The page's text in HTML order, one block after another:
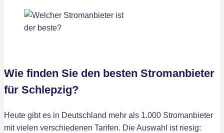
Wie finden Sie den besten Stromanbieter
für Schlepzig?
Heute gibt es in Deutschland mehr als 1.000 Stromanbieter
mit vielen verschiedenen Tarifen. Die Auswahl ist riesig: